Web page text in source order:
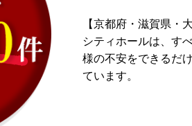
【京都府・滋賀県・
シティホールは、す
様の不安をできるだ
ています。